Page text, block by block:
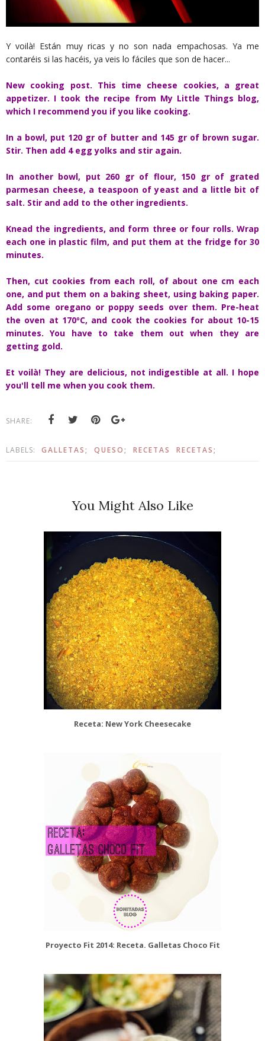
Y voilà! Están muy ricas y no son nada empachosas. Ya me
contaréis si las hacéis, ya veis lo fáciles que son de hacer...
New cooking post. This time cheese cookies, a great
appetizer. I took the recipe from My Little Things blog,
which I recommend you if you like cooking.
In a bowl, put 120 gr of butter and 145 gr of brown sugar.
Stir. Then add 4 egg yolks and stir again.
In another bowl, put 260 gr of flour, 150 gr of grated
parmesan cheese, a teaspoon of yeast and a little bit of
salt. Stir and add to the other ingredients.
Knead the ingredients, and form three or four rolls. Wrap
each one in plastic film, and put them at the fridge for 30
minutes.
Then, cut cookies from each roll, of about one cm each
one, and put them on a baking sheet, using baking paper.
Add some oregano or poppy seeds over them. Pre-heat
the oven at 170ºC, and cook the cookies for about 10-15
minutes. You have to take them out when they are
getting gold.
Et voilà! They are delicious, not indigestible at all. I hope
you'll tell me when you cook them.
SHARE:
LABELS: GALLETAS; QUESO; RECETAS RECETAS;
You Might Also Like
Receta: New York Cheesecake
Proyecto Fit 2014: Receta. Galletas Choco Fit